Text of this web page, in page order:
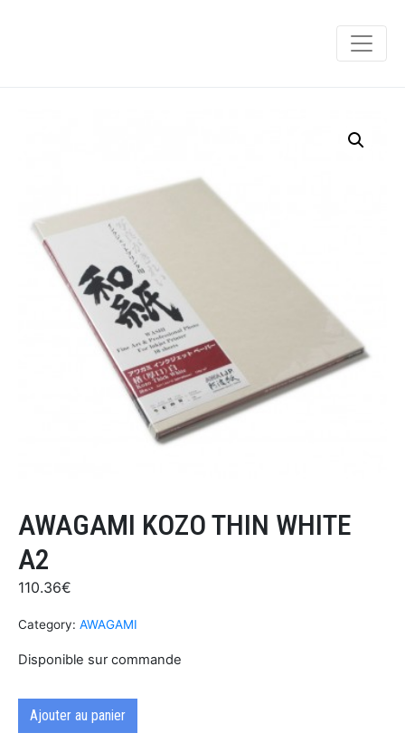
AWAGAMI KOZO THIN WHITE
A2
110.36€
Category: AWAGAMI
Disponible sur commande
Ajouter au panier